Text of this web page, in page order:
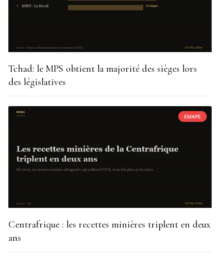
Tchad: le MPS obtient la majorité des sièges lors
des législatives
EMAPE
Centrafrique : les recettes minières triplent en deux
ans